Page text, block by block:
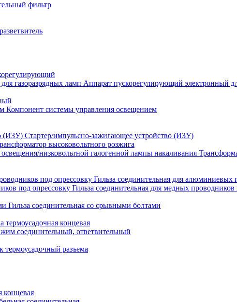
фильтр
Аппарат пускорегулирующий электронный
Компонент системы управления освещением
Стартер/импульсно-зажигающее устройство (ИЗУ)
высоковольтного розжига
Гильза соединительная для алюминиевых
Гильза соединительная для медных проводников
Гильза соединительная со срывными болтами
термоусадочная концевая
соединительный, ответвительный
термоусадочный разъема
концевая